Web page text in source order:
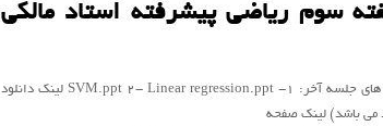
سوم ریاضی پیشرفته استاد مالکی
شامل فایل پاور پوینت تدریس های جلسه آخر: ۱- SVM.ppt ۲- Linear regression.ppt لینک دانلود
می باشد) لینک صفحه